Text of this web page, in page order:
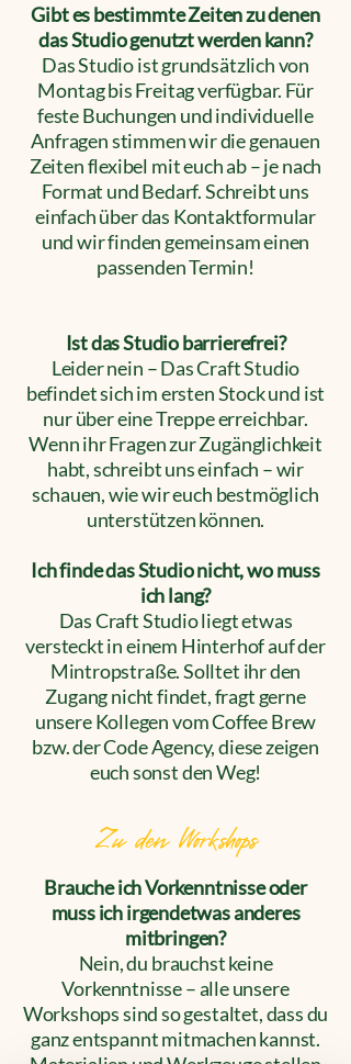
Gibt es bestimmte Zeiten zu denen
das Studio genutzt werden kann?
Das Studio ist grundsätzlich von
Montag bis Freitag verfügbar. Für
feste Buchungen und individuelle
Anfragen stimmen wir die genauen
Zeiten flexibel mit euch ab – je nach
Format und Bedarf. Schreibt uns
einfach über das Kontaktformular
und wir finden gemeinsam einen
passenden Termin!
Ist das Studio barrierefrei?
Leider nein – Das Craft Studio
befindet sich im ersten Stock und ist
nur über eine Treppe erreichbar.
Wenn ihr Fragen zur Zugänglichkeit
habt, schreibt uns einfach – wir
schauen, wie wir euch bestmöglich
unterstützen können.
Ich finde das Studio nicht, wo muss
ich lang?
Das Craft Studio liegt etwas
versteckt in einem Hinterhof auf der
Mintropstraße. Solltet ihr den
Zugang nicht findet, fragt gerne
unsere Kollegen vom Coffee Brew
bzw. der Code Agency, diese zeigen
euch sonst den Weg!
Zu den Workshops
Brauche ichVorkenntnisseoder
muss ich irgendetwas anderes
mitbringen?
Nein, du brauchst keine
Vorkenntnisse – alle unsere
Workshops sind so gestaltet, dass du
ganz entspannt mitmachen kannst.